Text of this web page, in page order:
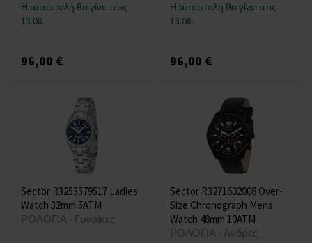
Η αποστολή θα γίνει στις
13.08.
96,00 €
Η αποστολή θα γίνει στις
13.08.
96,00 €
Sector R3253579517 Ladies
Watch 32mm 5ATM
ΡΟΛΟΓΙΑ - Γυναίκες
Sector R3271602008 Over-
Size Chronograph Mens
Watch 48mm 10ATM
ΡΟΛΟΓΙΑ - Άνδρες